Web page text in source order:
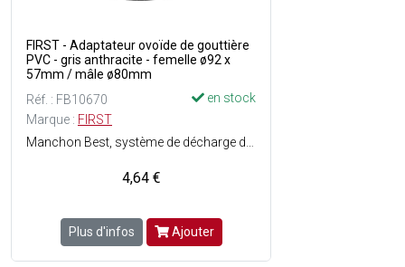
FIRST - Adaptateur ovoïde de gouttière
PVC - gris anthracite - femelle ø92 x
57mm / mâle ø80mm
Réf. : FB10670
en stock
Marque : FIRST
4,64 €
Plus d'infos Ajouter